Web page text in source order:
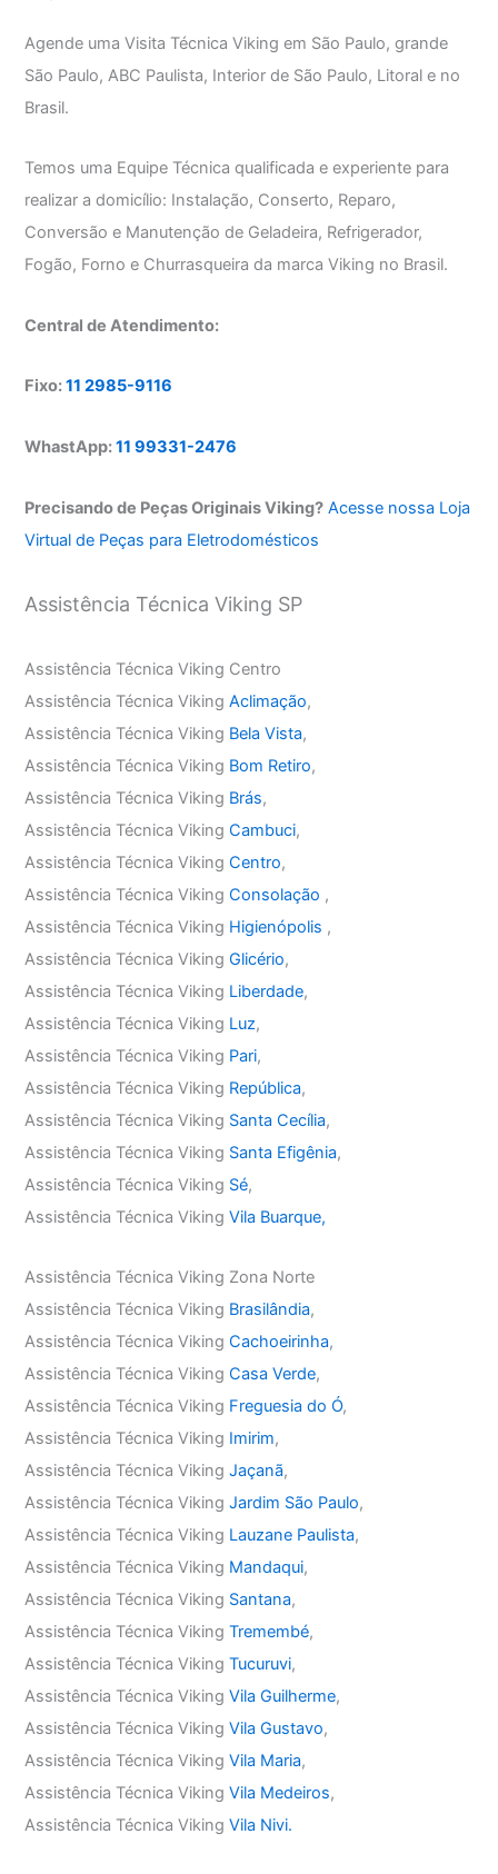
Agende uma Visita Técnica Viking em São Paulo, grande
São Paulo, ABC Paulista, Interior de São Paulo, Litoral e no
Brasil.
Temos uma Equipe Técnica qualificada e experiente para
realizar a domicílio: Instalação, Conserto, Reparo,
Conversão e Manutenção de Geladeira, Refrigerador,
Fogão, Forno e Churrasqueira da marca Viking no Brasil.
Central de Atendimento:
Fixo:11 2985-9116
WhastApp:11 99331-2476
Precisando de Peças Originais Viking? Acesse nossa Loja
Virtual de Peças para Eletrodomésticos
Assistência Técnica Viking SP
Assistência Técnica Viking Centro
Assistência Técnica VikingAclimação,
Assistência Técnica Viking Bela Vista,
Assistência Técnica Viking Bom Retiro,
Assistência Técnica Viking Brás,
Assistência Técnica VikingCambuci,
Assistência Técnica VikingCentro,
Assistência Técnica VikingConsolação ,
Assistência Técnica Viking Higienópolis ,
Assistência Técnica VikingGlicério,
Assistência Técnica Viking Liberdade,
Assistência Técnica Viking Luz,
Assistência Técnica Viking Pari,
Assistência Técnica Viking República,
Assistência Técnica Viking Santa Cecília,
Assistência Técnica Viking Santa Efigênia,
Assistência Técnica Viking Sé,
Assistência Técnica VikingVila Buarque,
Assistência Técnica Viking Zona Norte
Assistência Técnica Viking Brasilândia,
Assistência Técnica VikingCachoeirinha,
Assistência Técnica VikingCasa Verde,
Assistência Técnica Viking Freguesia do Ó,
Assistência Técnica Viking Imirim,
Assistência Técnica VikingJaçanã,
Assistência Técnica VikingJardim São Paulo,
Assistência Técnica Viking Lauzane Paulista,
Assistência Técnica Viking Mandaqui,
Assistência Técnica Viking Santana,
Assistência Técnica VikingTremembé,
Assistência Técnica VikingTucuruvi,
Assistência Técnica VikingVila Guilherme,
Assistência Técnica VikingVila Gustavo,
Assistência Técnica VikingVila Maria,
Assistência Técnica VikingVila Medeiros,
Assistência Técnica VikingVila Nivi.